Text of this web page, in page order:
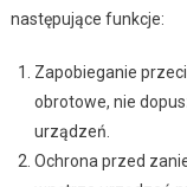
następujące funkcje:
Zapobieganie
obrotowe, nie
urządzeń.
Ochrona przed